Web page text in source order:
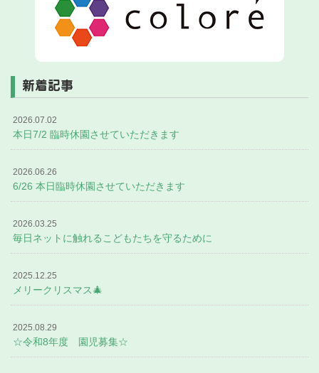
新着記事
2026.07.02
本日7/2 臨時休園させていただきます
2026.06.26
6/26 本日臨時休園させていただきます
2026.03.25
毎日ネットに触れるこどもたちを守るために
2025.12.25
メリークリスマス🎄
2025.08.29
☆令和8年度 園児募集☆